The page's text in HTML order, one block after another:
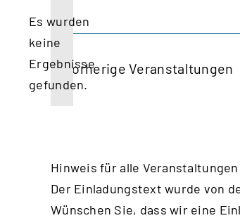
Hinweis
Es wurden
keine
Ergebnisse
gefunden.
VorherigeVeranstaltungen
Hinweis für alle
Der Einladungstext wurde von
Wünschen Sie, dass wir eine